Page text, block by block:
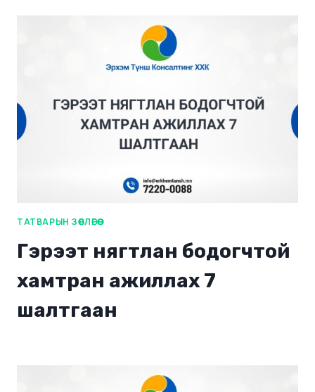
ТАТВАРЫН ЗӨВЛӨГӨӨ
Гэрээт нягтлан бодогчтой
хамтран ажиллах 7
шалтгаан